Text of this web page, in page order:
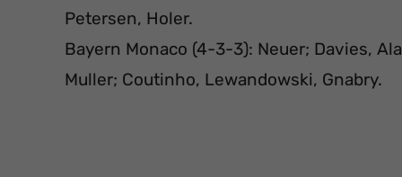
Petersen, Holer.
Bayern Monaco (4-3-3): Neuer; Davies,
Muller; Coutinho, Lewandowski, Gnabry.